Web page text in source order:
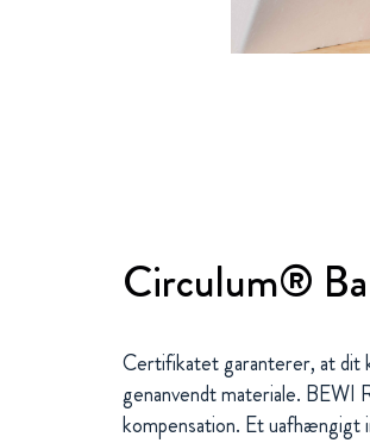
Circulum®
Certifikatet garanterer, at dit
genanvendt materiale. BEWI
kompensation. Et